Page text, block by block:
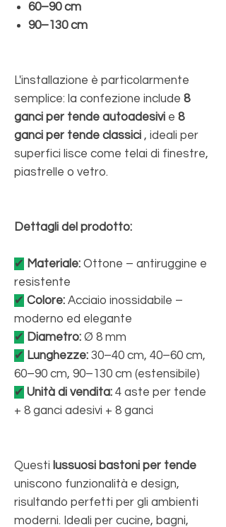
60–90 cm
90–130 cm
L'installazione è particolarmente
semplice: la confezione include 8
ganci per tende autoadesivi e 8
ganci per tende classici , ideali per
superfici lisce come telai di finestre,
piastrelle o vetro.
Dettagli del prodotto:
✔ Materiale: Ottone – antiruggine e
resistente
✔ Colore: Acciaio inossidabile –
moderno ed elegante
✔ Diametro: Ø 8 mm
✔ Lunghezze: 30–40 cm, 40–60 cm,
60–90 cm, 90–130 cm (estensibile)
✔ Unità di vendita: 4 aste per tende
+ 8 ganci adesivi + 8 ganci
Questi lussuosi bastoni per tende
uniscono funzionalità e design,
risultando perfetti per gli ambienti
moderni. Ideali per cucine, bagni,